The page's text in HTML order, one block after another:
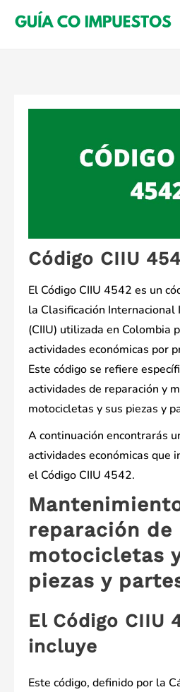
Código CIIU
El Código CIIU 4542 es un
la Clasificación
(CIIU) utilizada en Colombia
actividades económicas por
Este código se refiere
actividades de reparación y
motocicletas y sus piezas y
A continuación encontrarás
actividades económicas que
el Código CIIU 4542.
reparación de
motocicletas
piezas y
El Código CIIU
incluye
Este código, definido por la